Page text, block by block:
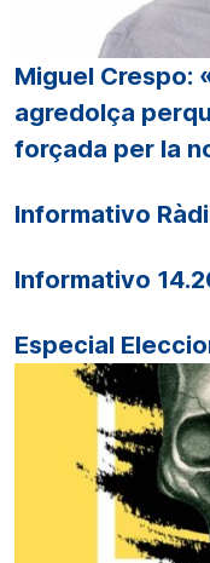
Miguel Crespo:
agredolça
forçada per la
Informativo
Informativo
Especial